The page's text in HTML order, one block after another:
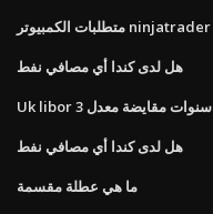
متطلبات الكمبيوتر ninjatrader
هل لدى كندا أي مصافي نفط
Uk libor 3 سنوات مقايضة معدل
هل لدى كندا أي مصافي نفط
ما هي عطلة مقسمة